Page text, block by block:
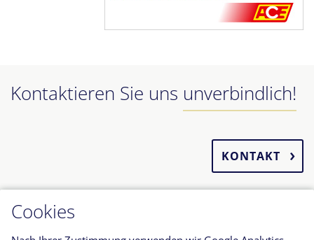
Cookies
Kontaktieren Sie uns unverbindlich!
KONTAKT